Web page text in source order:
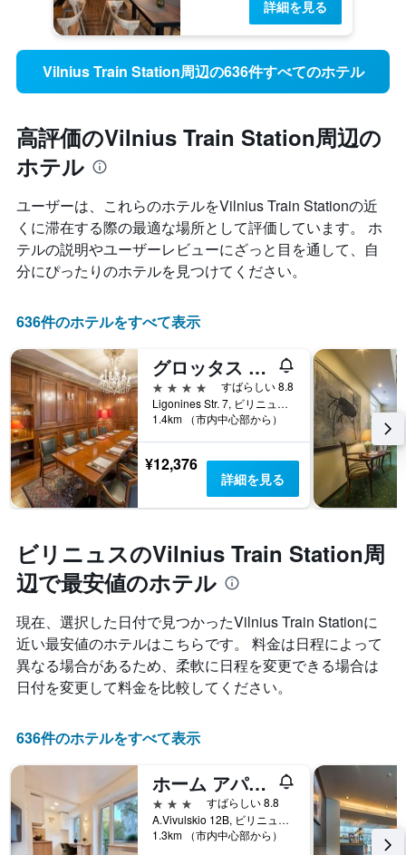
詳細を見る
Vilnius Train Station周辺の636件すべてのホテル
高評価のVilnius Train Station周辺の
ホテル
ユーザーは、これらのホテルをVilnius Train Station​の近
くに滞在する際の最適な場所として評価しています。 ホ
テルの説明やユーザーレビューにざっと目を通して、自
分にぴったりのホテルを見つけてください。
636件のホテルをすべて表示
グロッタス ブティック ホテル
4つ星
すばらしい 8.8
Ligonines Str. 7, ビリニュス, リトアニア
1.4km （市内中心部から）
¥12,376
詳細を見る
ビリニュスのVilnius Train Station周
辺で最安値のホテル
現在、選択した日付で見つかったVilnius Train Stationに
近い最安値のホテルはこちらです。 料金は日程によって
異なる場合があるため、柔軟に日程を変更できる場合は
日付を変更して料金を比較してください。
636件のホテルをすべて表示
ホーム アパートホテル ヴィリニュス
3つ星
すばらしい 8.8
A.Vivulskio 12B, ビリニュス, リトアニア
1.3km （市内中心部から）